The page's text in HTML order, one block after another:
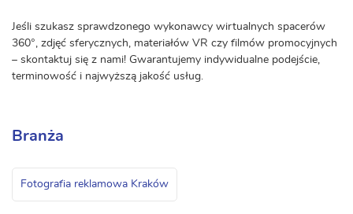
Jeśli szukasz sprawdzonego wykonawcy wirtualnych spacerów
360°, zdjęć sferycznych, materiałów VR czy filmów promocyjnych
– skontaktuj się z nami! Gwarantujemy indywidualne podejście,
terminowość i najwyższą jakość usług.
Branża
Fotografia reklamowa Kraków